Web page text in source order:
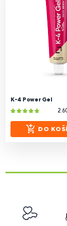
K-4 Power Gel
DO